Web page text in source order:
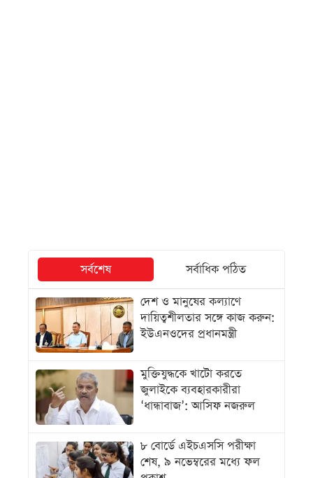
সর্বশেষ
সর্বাধিক পঠিত
দেশ ও মানুষের কল্যাণে
দায়িত্বশীলতার সঙ্গে কাজ করুন:
ইউএনওদের প্রধানমন্ত্রী
মুক্তিযুদ্ধকে খাটো করতে
জুলাইকে ব্যবহারকারীরা
‘ধান্ধাবাজ’: আসিফ নজরুল
৮ বোর্ডে এইচএসসি পরীক্ষা
শেষ, ৯ নভেম্বরের মধ্যে ফল